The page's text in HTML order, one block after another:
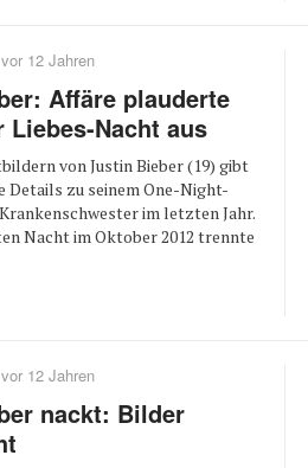
vor 12 Jahren
Affäre plauderte
Liebes-Nacht aus
von Justin Bieber (19) gibt
Details zu seinem One-Night-
im letzten Jahr.
Nacht im Oktober 2012 trennte
vor 12 Jahren
nackt: Bilder